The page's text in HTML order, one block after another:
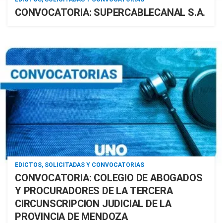
CONVOCATORIA: SUPERCABLECANAL S.A.
EDICTOS, SOLICITADAS Y CONVOCATORIAS
CONVOCATORIA: COLEGIO DE ABOGADOS
Y PROCURADORES DE LA TERCERA
CIRCUNSCRIPCION JUDICIAL DE LA
PROVINCIA DE MENDOZA